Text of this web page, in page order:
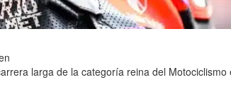
larga de la categoría reina del